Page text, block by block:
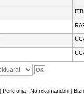
| Përkrahja | Na rekomandoni |